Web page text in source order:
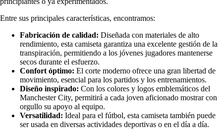
Entre sus principales características, encontramos:
Fabricación de calidad: Diseñada con materiales de alto
rendimiento, esta camiseta garantiza una excelente gestión de la
transpiración, permitiendo a los jóvenes jugadores mantenerse
secos durante el esfuerzo.
Confort óptimo: El corte moderno ofrece una gran libertad de
movimiento, esencial para los partidos y los entrenamientos.
Diseño inspirado: Con los colores y logos emblemáticos del
Manchester City, permitirá a cada joven aficionado mostrar con
orgullo su apoyo al equipo.
Versatilidad: Ideal para el fútbol, esta camiseta también puede
ser usada en diversas actividades deportivas o en el día a día.